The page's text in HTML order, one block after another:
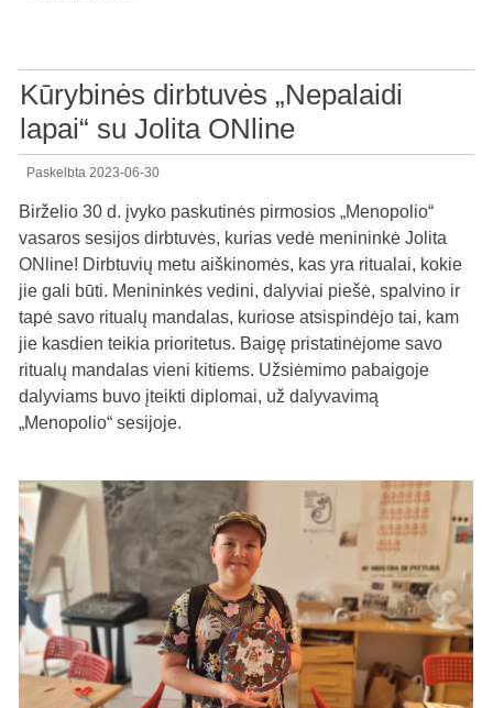
Kūrybinės dirbtuvės „Nepalaidi
lapai“ su Jolita ONline
Paskelbta 2023-06-30
Birželio 30 d. įvyko paskutinės pirmosios „Menopolio“
vasaros sesijos dirbtuvės, kurias vedė menininkė Jolita
ONline! Dirbtuvių metu aiškinomės, kas yra ritualai, kokie
jie gali būti. Menininkės vedini, dalyviai piešė, spalvino ir
tapė savo ritualų mandalas, kuriose atsispindėjo tai, kam
jie kasdien teikia prioritetus. Baigę pristatinėjome savo
ritualų mandalas vieni kitiems. Užsiėmimo pabaigoje
dalyviams buvo įteikti diplomai, už dalyvavimą
„Menopolio“ sesijoje.